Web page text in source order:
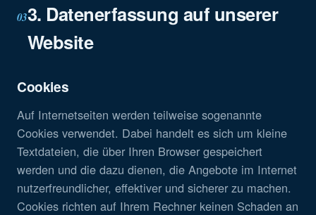
033. Datenerfassung auf unserer
Website
Cookies
Auf Internetseiten werden teilweise sogenannte
Cookies verwendet. Dabei handelt es sich um kleine
Textdateien, die über Ihren Browser gespeichert
werden und die dazu dienen, die Angebote im Internet
nutzerfreundlicher, effektiver und sicherer zu machen.
Cookies richten auf Ihrem Rechner keinen Schaden an